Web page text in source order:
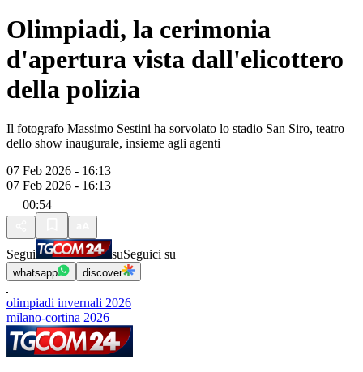
Olimpiadi, la cerimonia
d'apertura vista dall'elicottero
della polizia
Il fotografo Massimo Sestini ha sorvolato lo stadio San Siro, teatro
dello show inaugurale, insieme agli agenti
07 Feb 2026 - 16:13
07 Feb 2026 - 16:13
00:54
Segui suSeguici su
whatsapp discover
olimpiadi invernali 2026
milano-cortina 2026